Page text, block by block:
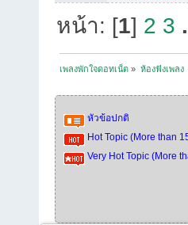
หน้า: [1] 2 3
เพลงพักใจดอทเน็ต » ห้องฟังเพลง
หัวข้อปกติ
Hot Topic (More than
Very Hot Topic (More